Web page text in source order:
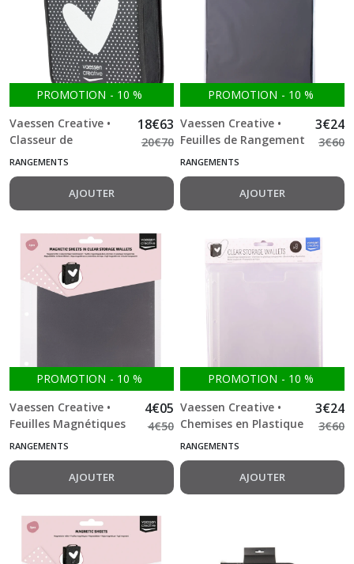
PROMOTION - 10 %
Vaessen Creative •
Classeur de
Rangement pour
Classeurs de
Gaufrage et
Transparents
18€63
20€70
RANGEMENTS
AJOUTER
PROMOTION - 10 %
Vaessen Creative •
Feuilles de Rangement
pour Tampons 8 pcs
3€24
3€60
RANGEMENTS
AJOUTER
PROMOTION - 10 %
Vaessen Creative •
Feuilles Magnétiques
dans Chemises en
Transparentes 4pcs
4€05
4€50
RANGEMENTS
AJOUTER
PROMOTION - 10 %
Vaessen Creative •
Chemises en Plastique
Transparentes 8pcs
3€24
3€60
RANGEMENTS
AJOUTER
Petits
accessoires
(191)
Tampons
(106)
de
reliure
(9)
(
Dies
(112)
bois
(248)
Marques
Collections
(1096)
Plaque
Gaufrage